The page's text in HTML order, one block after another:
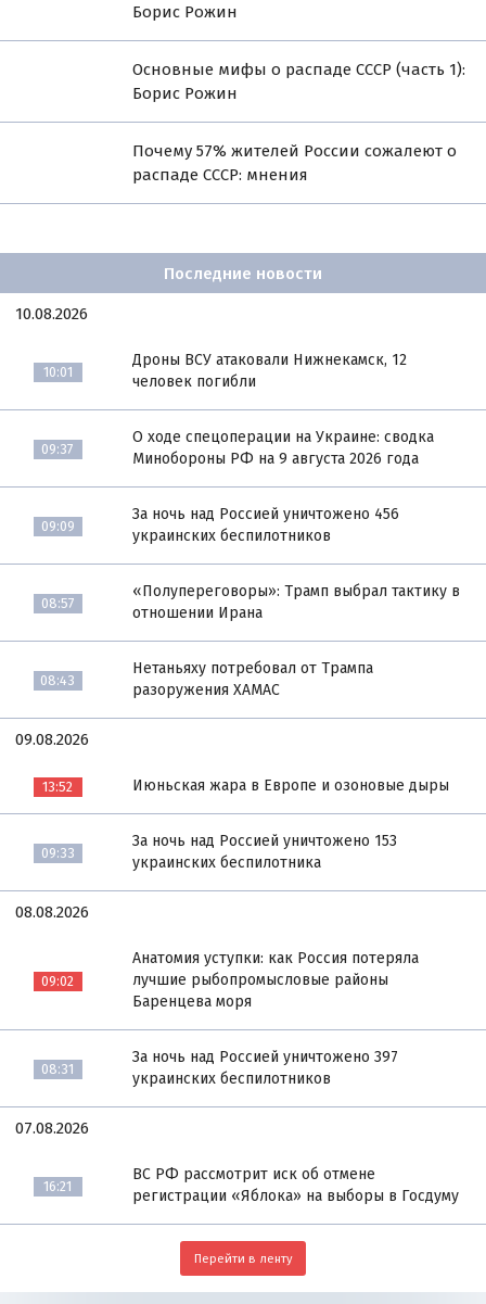
Борис Рожин
Основные мифы о распаде СССР (часть 1):
Борис Рожин
Почему 57% жителей России сожалеют о
распаде СССР: мнения
Последние новости
10.08.2026
10:01
Дроны ВСУ атаковали Нижнекамск, 12
человек погибли
09:37
О ходе спецоперации на Украине: сводка
Минобороны РФ на 9 августа 2026 года
09:09
За ночь над Россией уничтожено 456
украинских беспилотников
08:57
«Полупереговоры»: Трамп выбрал тактику в
отношении Ирана
08:43
Нетаньяху потребовал от Трампа
разоружения ХАМАС
09.08.2026
13:52 Июньская жара в Европе и озоновые дыры
09:33
За ночь над Россией уничтожено 153
украинских беспилотника
08.08.2026
09:02
Анатомия уступки: как Россия потеряла
лучшие рыбопромысловые районы
Баренцева моря
08:31
За ночь над Россией уничтожено 397
украинских беспилотников
07.08.2026
16:21
ВС РФ рассмотрит иск об отмене
регистрации «Яблока» на выборы в Госдуму
Перейти в ленту